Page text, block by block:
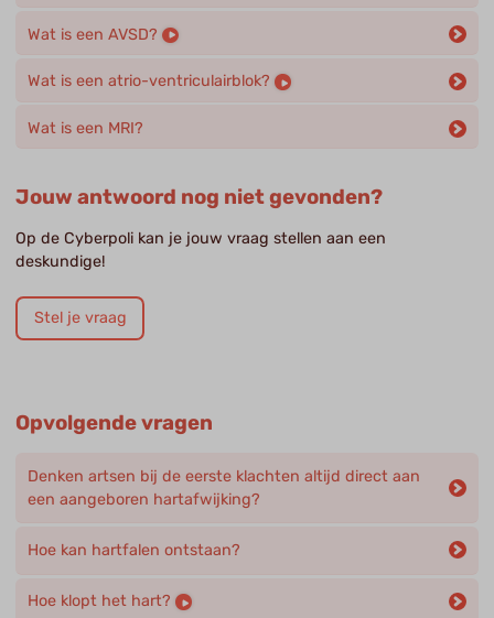
Wat is een AVSD?
Wat is een atrio-ventriculairblok?
Wat is een MRI?
Jouw antwoord nog niet gevonden?
Op de Cyberpoli kan je jouw vraag stellen aan een
deskundige!
Stel je vraag
Opvolgende vragen
Denken artsen bij de eerste klachten altijd direct aan
een aangeboren hartafwijking?
Hoe kan hartfalen ontstaan?
Hoe klopt het hart?